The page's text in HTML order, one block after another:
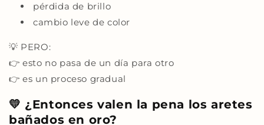
pérdida de brillo
cambio leve de color
💡 PERO:
👉 esto no pasa de un día para otro
👉 es un proceso gradual
💛 ¿Entonces valen la pena los aretes
bañados en oro?